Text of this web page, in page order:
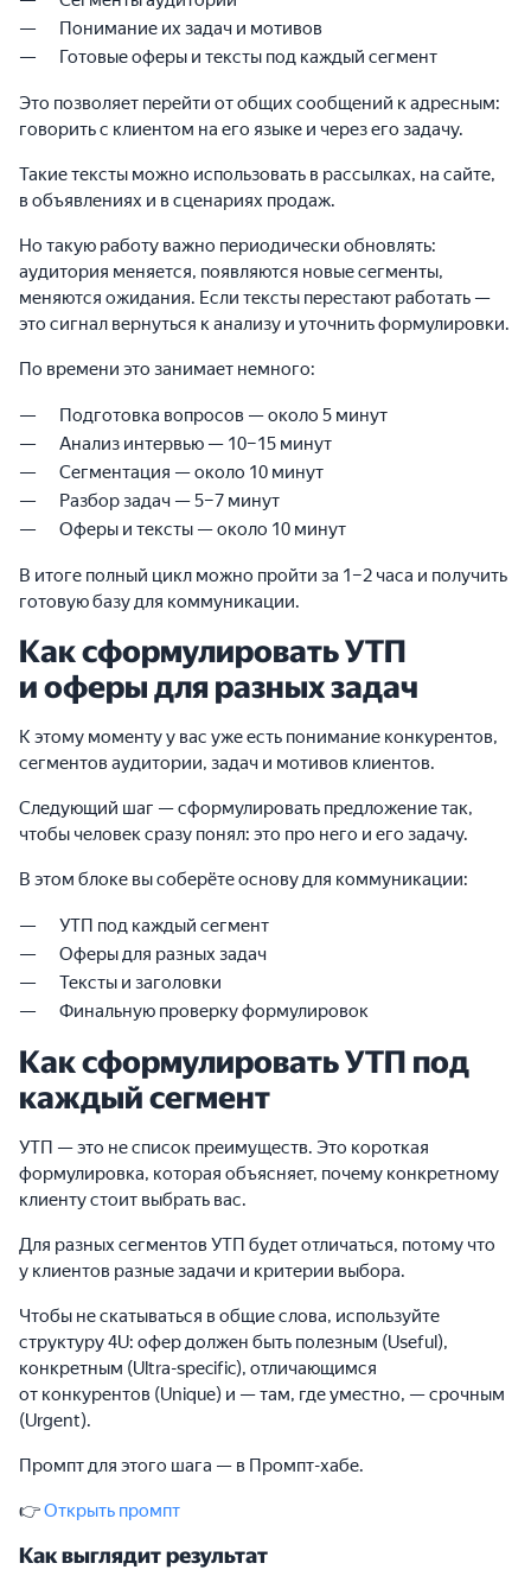
Понимание их задач и мотивов
Готовые оферы и тексты под каждый сегмент
Это позволяет перейти от общих сообщений к адресным:
говорить с клиентом на его языке и через его задачу.
Такие тексты можно использовать в рассылках, на сайте,
в объявлениях и в сценариях продаж.
Но такую работу важно периодически обновлять:
аудитория меняется, появляются новые сегменты,
меняются ожидания. Если тексты перестают работать —
это сигнал вернуться к анализу и уточнить формулировки.
По времени это занимает немного:
Подготовка вопросов — около 5 минут
Анализ интервью — 10–15 минут
Сегментация — около 10 минут
Разбор задач — 5–7 минут
Оферы и тексты — около 10 минут
В итоге полный цикл можно пройти за 1–2 часа и получить
готовую базу для коммуникации.
Как сформулировать УТП
и оферы для разных задач
К этому моменту у вас уже есть понимание конкурентов,
сегментов аудитории, задач и мотивов клиентов.
Следующий шаг — сформулировать предложение так,
чтобы человек сразу понял: это про него и его задачу.
В этом блоке вы соберёте основу для коммуникации:
УТП под каждый сегмент
Оферы для разных задач
Тексты и заголовки
Финальную проверку формулировок
Как сформулировать УТП под
каждый сегмент
УТП — это не список преимуществ. Это короткая
формулировка, которая объясняет, почему конкретному
клиенту стоит выбрать вас.
Для разных сегментов УТП будет отличаться, потому что
у клиентов разные задачи и критерии выбора.
Чтобы не скатываться в общие слова, используйте
структуру 4U: офер должен быть полезным (Useful),
конкретным (Ultra-specific), отличающимся
от конкурентов (Unique) и — там, где уместно, — срочным
(Urgent).
Промпт для этого шага — в Промпт-хабе.
👉Открыть промпт
Как выглядит результат